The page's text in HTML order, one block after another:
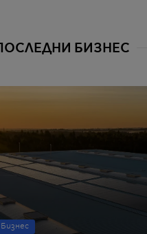
ПОСЛЕДНИ БИЗНЕС
Бизнес